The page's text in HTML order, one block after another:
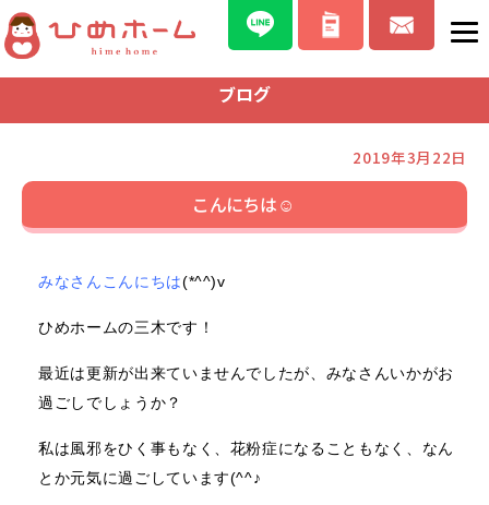
ブログ
2019年3月22日
こんにちは☺
みなさんこんにちは(*^^)v
ひめホームの三木です！
最近は更新が出来ていませんでしたが、みなさんいかがお
過ごしでしょうか？
私は風邪をひく事もなく、花粉症になることもなく、なん
とか元気に過ごしています(^^♪